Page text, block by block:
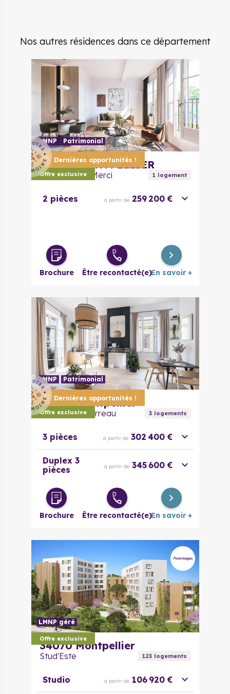
Nos autres résidences dans ce département
Dernières opportunités !
Offre exclusive
LMNP Patrimonial
34000 MONTPELLIER
Le Clos de la Merci 1logement
2 pièces à partir de 259 200 €
Brochure Être recontacté(e)En savoir +
Dernières opportunités !
Offre exclusive
LMNP Patrimonial
34000 Montpellier
Faubourg Courreau 3logements
3 pièces à partir de 302 400 €
Duplex 3
pièces
à partir de 345 600 €
Brochure Être recontacté(e)En savoir +
Offre exclusive
LMNP géré
34070 Montpellier
Stud'Este 123logements
Studio à partir de 106 920 €